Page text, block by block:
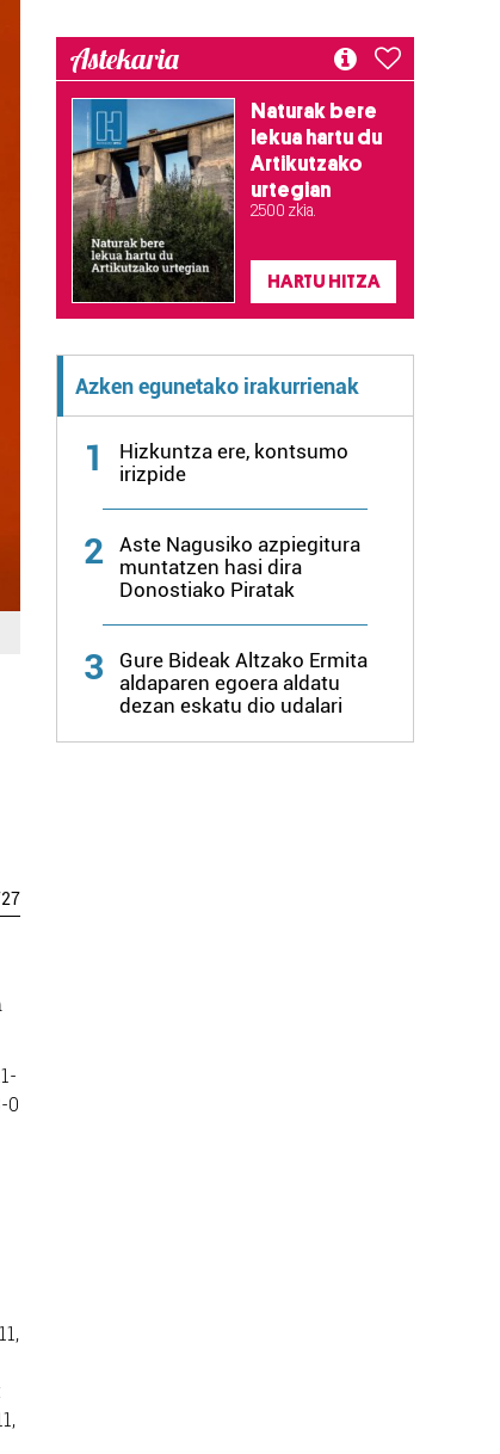
27
0
Astekaria
Naturak bere
lekua hartu du
Artikutzako
urtegian
2.500 zkia.
HARTU HITZA
Azken egunetako irakurrienak
1
Hizkuntza ere, kontsumo
irizpide
2
Aste Nagusiko azpiegitura
muntatzen hasi dira
Donostiako Piratak
3
Gure Bideak Altzako Ermita
aldaparen egoera aldatu
dezan eskatu dio udalari